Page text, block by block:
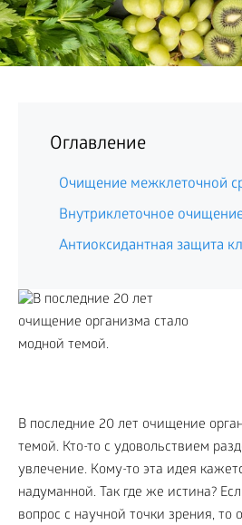
Оглавление
Очищение межклеточной
Внутриклеточное
Антиоксидантная защита
В последние 20 лет очищение
темой. Кто-то с удовольствием
увлечение. Кому-то эта идея
надуманной. Так где же истина?
вопрос с научной точки зрения, то